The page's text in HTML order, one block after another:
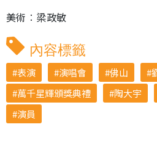
美術︰梁政敏
內容標籤
表演 演唱會 佛山
萬千星輝頒獎典禮
陶大宇
演員